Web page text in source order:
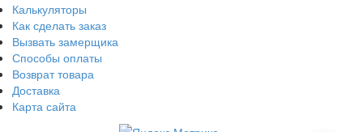
Калькуляторы
Как сделать заказ
Вызвать замерщика
Способы оплаты
Возврат товара
Доставка
Карта сайта